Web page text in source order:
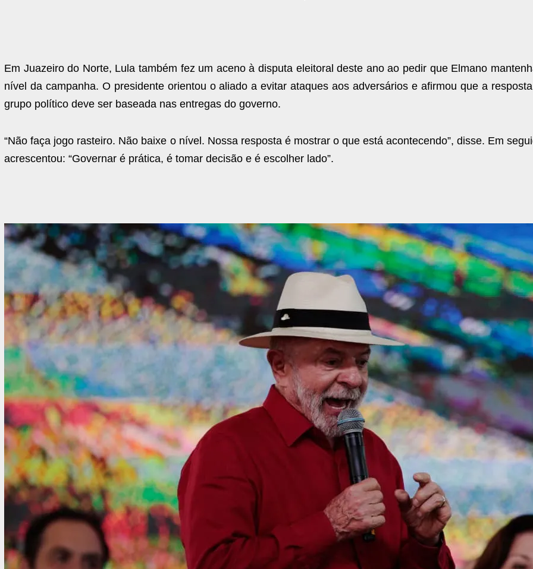
Em Juazeiro do Norte, Lula também fez um aceno à disputa eleitoral deste ano ao pedir que Elmano
nível da campanha. O presidente orientou o aliado a evitar ataques aos adversários e afirmou que a
grupo político deve ser baseada nas entregas do governo.
“Não faça jogo rasteiro. Não baixe o nível. Nossa resposta é mostrar o que está acontecendo”, disse. Em
acrescentou: “Governar é prática, é tomar decisão e é escolher lado”.